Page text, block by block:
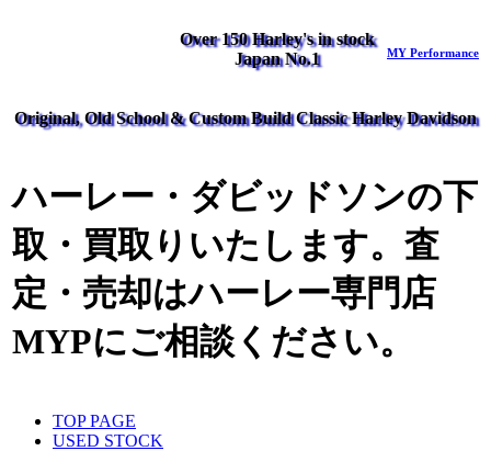
Over 150 Harley's in stock
Japan No.1
MY Performance
Original, Old School & Custom Build Classic Harley Davidson
ハーレー・ダビッドソンの下
取・買取りいたします。査
定・売却はハーレー専門店
MYPにご相談ください。
TOP PAGE
USED STOCK